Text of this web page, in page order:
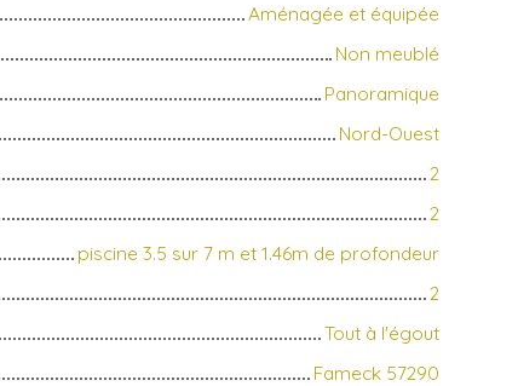
Aménagée et équipée
Non meublé
Panoramique
Nord-Ouest
2
2
piscine 3.5 sur 7 m et 1.46m de profondeur
2
Tout à l'égout
Fameck 57290